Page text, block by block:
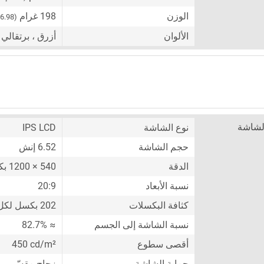
الوزن 198 غرام (6.98 أونصة)
الألوان أزرق ،
نوع الشاشة
IPS LCD
حجم الشاشة
6.52 إنش
الدقة
540 × 1200 بكسل
نسبة الأبعاد
20:9
كثافة البكسلات
202 بكسل لكل إنش
نسبة الشاشة إلى الجسم
≈ 82.7%
أقصى سطوع
450 cd/m²